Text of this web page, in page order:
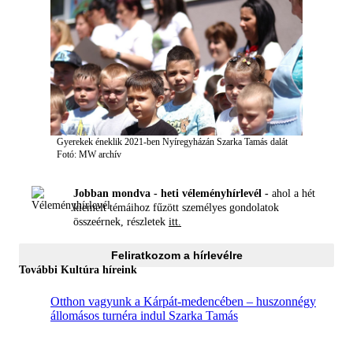
Gyerekek éneklik 2021-ben Nyíregyházán Szarka Tamás dalát
Fotó: MW archív
Jobban mondva - heti véleményhírlevél - ahol a hét
kiemelt témáihoz fűzött személyes gondolatok
összeérnek, részletek itt.
Feliratkozom a hírlevélre
További Kultúra híreink
Otthon vagyunk a Kárpát-medencében – huszonnégy
állomásos turnéra indul Szarka Tamás